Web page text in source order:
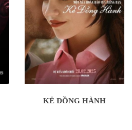
KẺ ĐỒNG HÀNH